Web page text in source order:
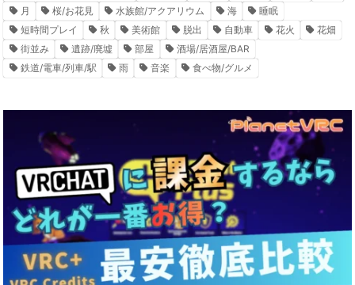
月
桜/お花見 水族館/アクアリウム 海
睡眠
短時間プレイ
秋 美術館 脱出 自動車 花火
花畑
街並み
遺跡/廃墟 部屋
酒場/居酒屋/BAR
鉄道/電車/列車/駅
雨 音楽 食べ物/グルメ